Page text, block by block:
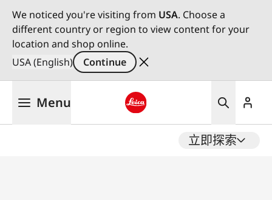
We noticed you're visiting from USA. Choose a
different country or region to view content for your
location and shop online.
USA (English)
Continue
Menu
立即探索